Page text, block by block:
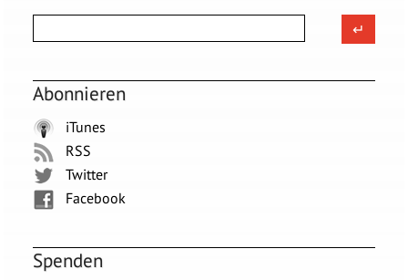
Abonnieren
iTunes
RSS
Twitter
Facebook
Spenden